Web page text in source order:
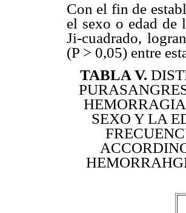
Con el fin de
el sexo o edad de
Ji-cuadrado,
(P > 0,05) entre
TABLA V.
SEXO Y LA